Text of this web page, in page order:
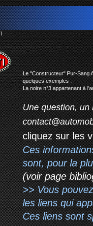
Le "Constructeur" Pur-Sang
quelques exemples :
La noire n°3 appartenant à
Une question, un
cliquez sur les
Ces
sont, pour la
(voir page
>> Vous
les liens qui
Ces liens sont